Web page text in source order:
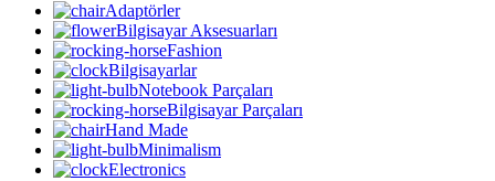
Adaptörler
Bilgisayar Aksesuarları
Fashion
Bilgisayarlar
Notebook Parçaları
Bilgisayar Parçaları
Hand Made
Minimalism
Electronics